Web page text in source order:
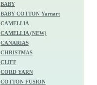
BABY
BABY COTTON Yarnart
CAMELLIA
CAMELLIA (NEW)
CANARIAS
CHRISTMAS
CLIFF
CORD YARN
COTTON FUSION